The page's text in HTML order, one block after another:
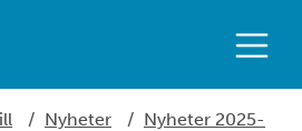
/ Nyheter / Nyheter 2025-